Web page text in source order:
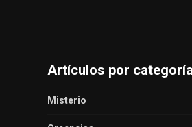
Artículos por categoría
Misterio